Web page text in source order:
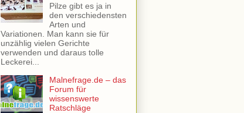
Pilze gibt es ja in
den verschiedensten
Arten und
Variationen. Man kann sie für
unzählig vielen Gerichte
verwenden und daraus tolle
Leckerei...
Malnefrage.de – das
Forum für
wissenswerte
Ratschläge